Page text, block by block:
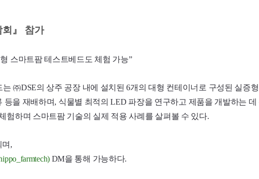
회』 참가
스마트팜 테스트베드도 체험 가능”
㈜DSE의 상주 공장 내에 설치된 6개의 대형 컨테이너로 구성된 실증
을 재배하며, 식물별 최적의 LED 파장을 연구하고 제품을 개발하는 데
험하며 스마트팜 기술의 실제 적용 사례를 살펴볼 수 있다.
며,
DM을 통해 가능하다.